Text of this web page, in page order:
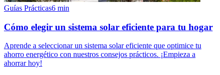
Guías Prácticas6 min
Cómo elegir un sistema solar eficiente para tu hogar
Aprende a seleccionar un sistema solar eficiente que optimice tu
ahorro energético con nuestros consejos prácticos. ¡Empieza a
ahorrar hoy!